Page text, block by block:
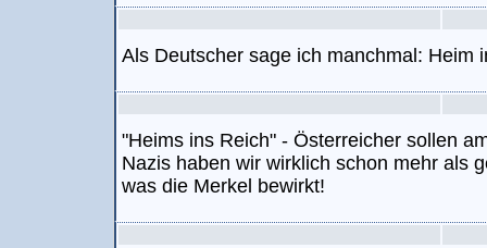
Als Deutscher sage ich manchmal: Heim
"Heims ins Reich" - Österreicher sollen
Nazis haben wir wirklich schon mehr als
was die Merkel bewirkt!